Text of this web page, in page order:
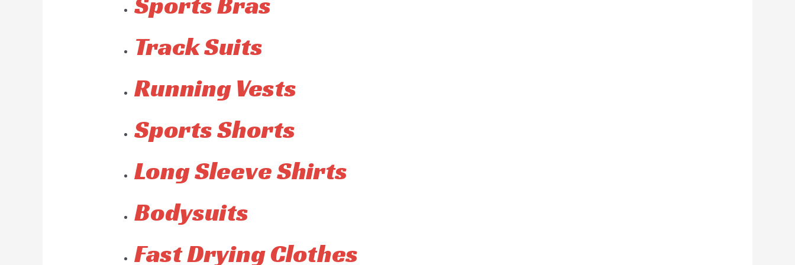
Track Suits
Running Vests
Sports Shorts
Long Sleeve Shirts
Bodysuits
Fast Drying Clothes